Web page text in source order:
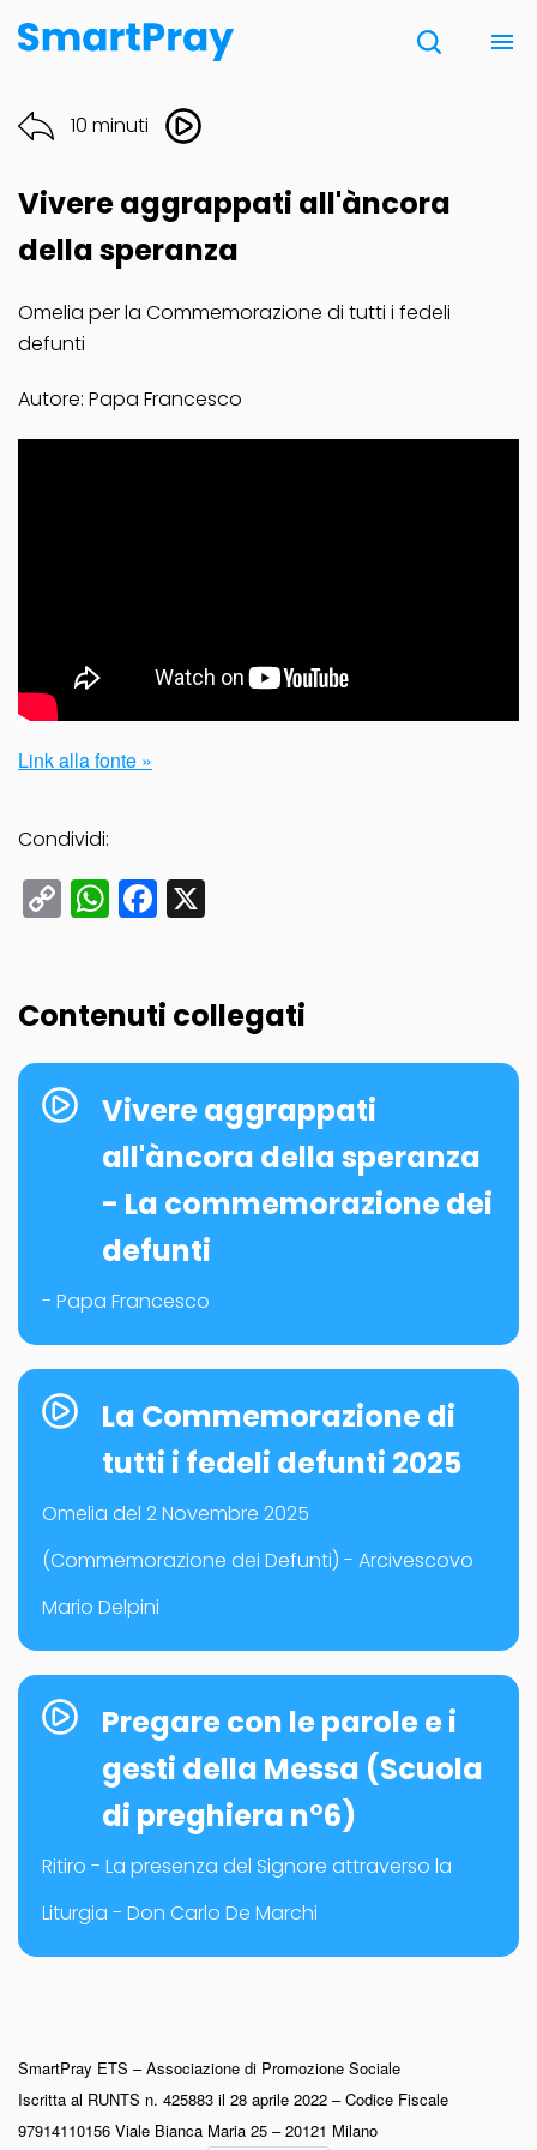
Chi siamo
Contatti
Donazione
Note Legali
10 minuti
Vivere aggrappati all'àncora
della speranza
Omelia per la Commemorazione di tutti i fedeli
defunti
Autore: Papa Francesco
Link alla fonte »
Condividi:
CopyWhatsApp
Facebook
Contenuti collegati
Vivere aggrappati
all'àncora della speranza
- La commemorazione dei
defunti
- Papa Francesco
La Commemorazione di
tutti i fedeli defunti 2025
Omelia del 2 Novembre 2025
(Commemorazione dei Defunti) - Arcivescovo
Mario Delpini
Pregare con le parole e i
gesti della Messa (Scuola
di preghiera n°6)
Ritiro - La presenza del Signore attraverso la
Liturgia - Don Carlo De Marchi
SmartPray ETS – Associazione di Promozione Sociale
Iscritta al RUNTS n. 425883 il 28 aprile 2022 – Codice Fiscale
97914110156 Viale Bianca Maria 25 – 20121 Milano